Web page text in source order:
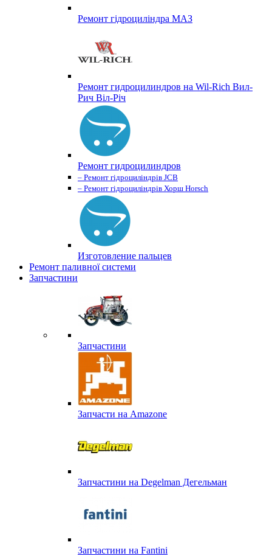
Ремонт гідроциліндра МАЗ
Ремонт гидроцилиндров на Wil-Rich Вил-
Рич Віл-Річ
Ремонт гидроцилиндров
– Ремонт гідроциліндрів JCB
– Ремонт гідроциліндрів Хорш Horsch
Изготовление пальцев
Ремонт паливної системи
Запчастини
Запчастини
Запчасти на Amazone
Запчастини на Degelman Дегельман
Запчастини на Fantini